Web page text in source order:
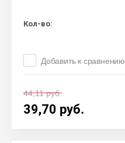
Кол-во:
Добавить к сравнению
44,11руб.
39,70 руб.